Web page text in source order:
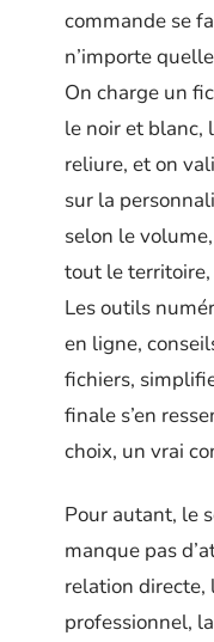
commande se
n’importe
On charge un
le noir et blanc,
reliure, et on
sur la
selon le
tout le territoire,
Les outils
en ligne,
fichiers,
finale s’en
choix, un vrai
Pour autant, le
manque pas
relation directe,
professionnel,